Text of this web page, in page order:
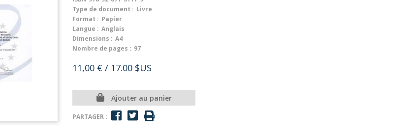
Type de document : Livre
Format : Papier
Langue : Anglais
Dimensions : A4
Nombre de pages : 97
11,00 € / 17.00 $US
Ajouter au panier
PARTAGER :